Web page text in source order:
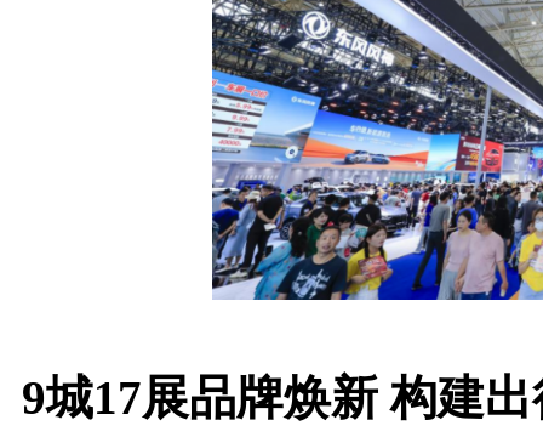
9城17展品牌焕新 构建